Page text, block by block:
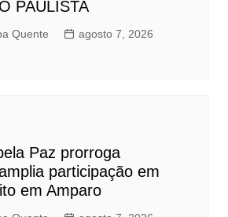
PAULISTA
Quente
agosto 7, 2026
Paz prorroga
participação em
em Amparo